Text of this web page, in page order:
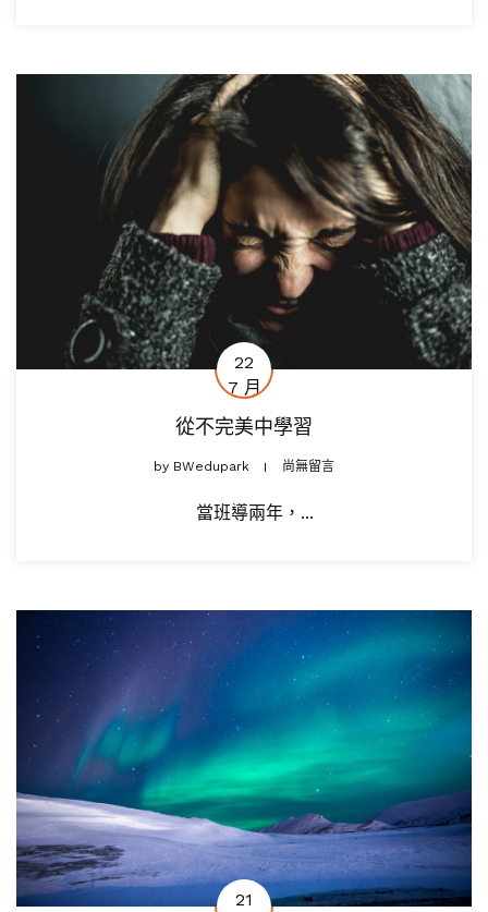
22
7 月
從不完美中學習
by BWedupark 尚無留言
當班導兩年，...
21